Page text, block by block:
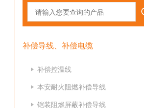
补偿导线、补偿电缆
补偿控温线
本安耐火阻燃补偿导线
铠装阻燃屏蔽补偿导线